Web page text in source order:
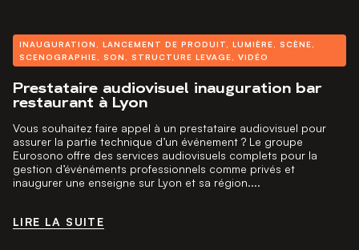
INAUGURATION LANCEMENT DE PRODUIT LUMIÈRE SCÈNE
SCENOGRAPHIE
SON STRUCTURE LEVAGE VIDÉO
Prestataire audiovisuel inauguration bar
restaurant à Lyon
Vous souhaitez faire appel à un prestataire audiovisuel pour
assurer la partie technique d’un événement ? Le groupe
Eurosono offre des services audiovisuels complets pour la
gestion d’événéments professionnels comme privés et
inaugurer une enseigne sur Lyon et sa région....
LIRE LA SUITE